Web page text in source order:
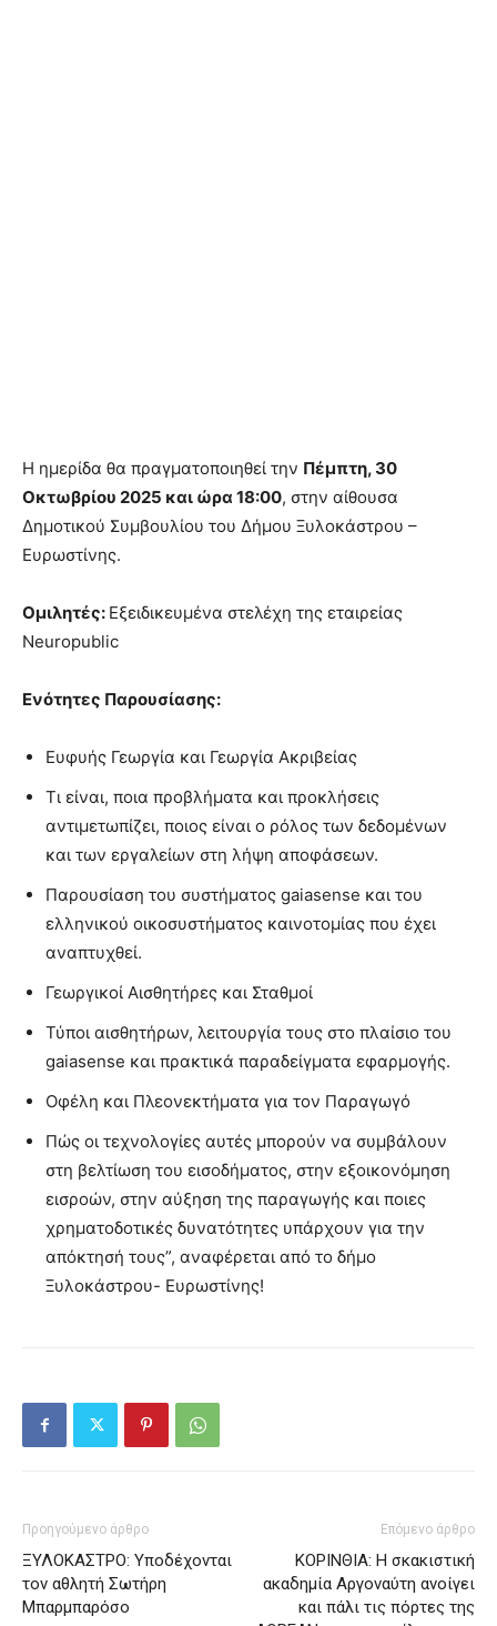
Η ημερίδα θα πραγματοποιηθεί την Πέμπτη, 30
Οκτωβρίου 2025 και ώρα 18:00, στην αίθουσα
Δημοτικού Συμβουλίου του Δήμου Ξυλοκάστρου –
Ευρωστίνης.
Ομιλητές: Εξειδικευμένα στελέχη της εταιρείας
Neuropublic
Ενότητες Παρουσίασης:
Ευφυής Γεωργία και Γεωργία Ακριβείας
Τι είναι, ποια προβλήματα και προκλήσεις
αντιμετωπίζει, ποιος είναι ο ρόλος των δεδομένων
και των εργαλείων στη λήψη αποφάσεων.
Παρουσίαση του συστήματος gaiasense και του
ελληνικού οικοσυστήματος καινοτομίας που έχει
αναπτυχθεί.
Γεωργικοί Αισθητήρες και Σταθμοί
Τύποι αισθητήρων, λειτουργία τους στο πλαίσιο του
gaiasense και πρακτικά παραδείγματα εφαρμογής.
Οφέλη και Πλεονεκτήματα για τον Παραγωγό
Πώς οι τεχνολογίες αυτές μπορούν να συμβάλουν
στη βελτίωση του εισοδήματος, στην εξοικονόμηση
εισροών, στην αύξηση της παραγωγής και ποιες
χρηματοδοτικές δυνατότητες υπάρχουν για την
απόκτησή τους”, αναφέρεται από το δήμο
Ξυλοκάστρου- Ευρωστίνης!
Προηγούμενο άρθρο
ΞΥΛΟΚΑΣΤΡΟ: Υποδέχονται
τον αθλητή Σωτήρη
Μπαρμπαρόσο
Επόμενο άρθρο
ΚΟΡΙΝΘΙΑ: Η σκακιστική
ακαδημία Αργοναύτη ανοίγει
και πάλι τις πόρτες της